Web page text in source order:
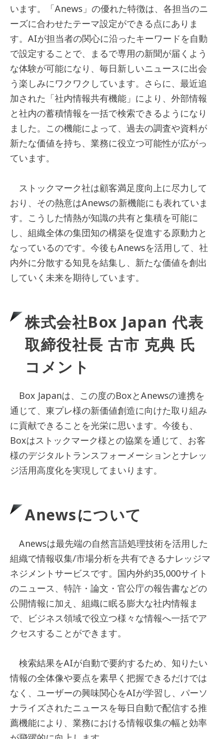
います。「Anews」の優れた特徴は、各担当のニ
ーズに合わせたテーマ設定ができる点にありま
す。AIが担当者の関心に沿ったキーワードを自動
で設定することで、まるで専用の新聞が届くよう
な体験が可能になり、毎日新しいニュースに出会
う楽しみにワクワクしています。さらに、最近追
加された「社内情報共有機能」により、外部情報
と社内の蓄積情報を一括で検索できるようになり
ました。この機能によって、過去の調査や資料が
新たな価値を持ち、業務に役立つ可能性が広がっ
ています。
ストックマーク社は顧客満足度向上に尽力して
おり、その熱意はAnewsの新機能にも表れていま
す。こうした情熱が知識の共有と集積を可能に
し、組織全体の集団知の構築を促進する原動力と
なっているのです。今後もAnewsを活用して、社
内外に分散する知見を結集し、新たな価値を創出
していく未来を期待しています。
株式会社Box Japan 代表
取締役社長 古市 克典 氏
コメント
Box Japanは、この度のBoxとAnewsの連携を
通じて、東プレ様の新価値創造に向けた取り組み
に貢献できることを光栄に思います。今後も、
Boxはストックマーク様との協業を通じて、お客
様のデジタルトランスフォーメーションとナレッ
ジ活用高度化を実現してまいります。
Anewsについて
Anewsは最先端の自然言語処理技術を活用した
組織で情報収集/市場分析を共有できるナレッジマ
ネジメントサービスです。国内外約35,000サイト
のニュース、特許・論文・官公庁の報告書などの
公開情報に加え、組織に眠る膨大な社内情報ま
で、ビジネス領域で役立つ様々な情報へ一括でア
クセスすることができます。
検索結果をAIが自動で要約するため、知りたい
情報の全体像や要点を素早く把握できるだけでは
なく、ユーザーの興味関心をAIが学習し、パーソ
ナライズされたニュースを毎日自動で配信する推
薦機能により、業務における情報収集の幅と効率